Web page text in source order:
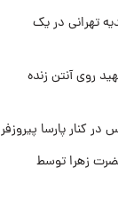
تهرانی در یک
روی آنتن زنده
کنار پارسا پیروزفر
زهرا توسط